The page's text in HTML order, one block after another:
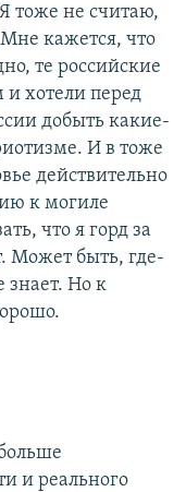
тоже не считаю,
кажется, что
те российские
хотели перед
добыть какие-
И в тоже
действительно
к могиле
что я горд за
Может быть, где-
знает. Но к
и реального